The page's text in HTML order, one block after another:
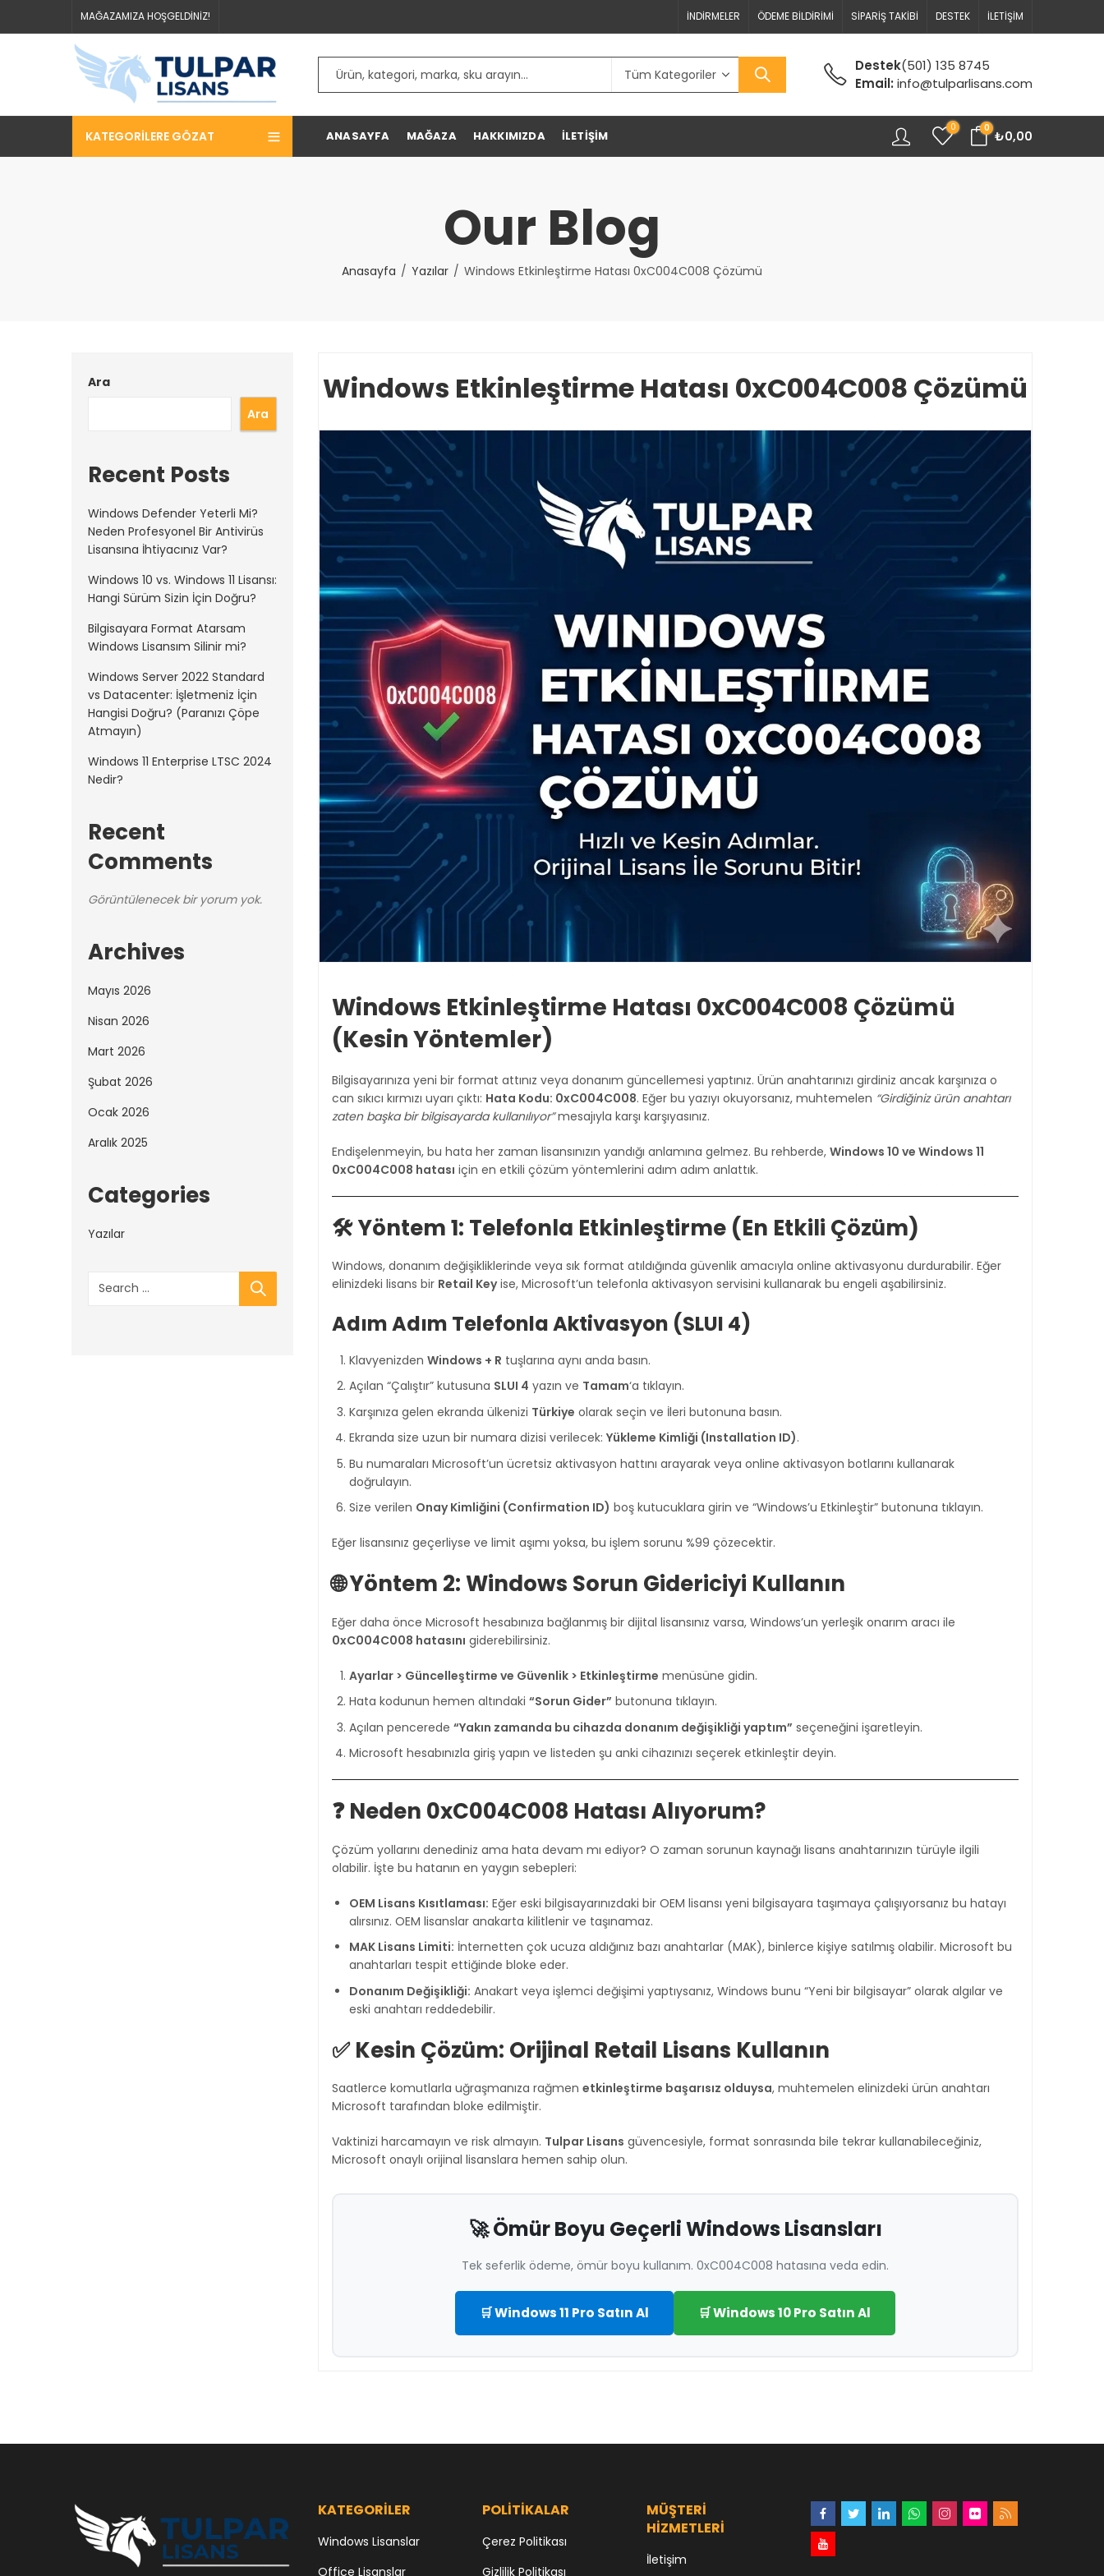
MAĞAZAMIZA HOŞGELDİNİZ! İNDIRMELER ÖDEME BILDIRIMI SIPARIŞ TAKIBI DESTEK İLETIŞIM
Destek(501) 135 8745
Email: info@tulparlisans.com
KATEGORILERE GÖZAT ANASAYFA MAĞAZA HAKKIMIZDA İLETIŞIM
0 0
₺0,00
Our Blog
Anasayfa Yazılar Windows Etkinleştirme Hatası 0xC004C008 Çözümü
Windows Etkinleştirme Hatası 0xC004C008 Çözümü
Windows Etkinleştirme Hatası 0xC004C008 Çözümü
(Kesin Yöntemler)
Bilgisayarınıza yeni bir format attınız veya donanım güncellemesi yaptınız. Ürün anahtarınızı girdiniz ancak karşınıza o
can sıkıcı kırmızı uyarı çıktı: Hata Kodu: 0xC004C008. Eğer bu yazıyı okuyorsanız, muhtemelen “Girdiğiniz ürün anahtarı
zaten başka bir bilgisayarda kullanılıyor”mesajıyla karşı karşıyasınız.
Endişelenmeyin, bu hata her zaman lisansınızın yandığı anlamına gelmez. Bu rehberde, Windows 10 ve Windows 11
0xC004C008 hatası için en etkili çözüm yöntemlerini adım adım anlattık.
🛠️ Yöntem 1: Telefonla Etkinleştirme (En Etkili Çözüm)
Windows, donanım değişikliklerinde veya sık format atıldığında güvenlik amacıyla online aktivasyonu durdurabilir. Eğer
elinizdeki lisans bir Retail Keyise, Microsoft’un telefonla aktivasyon servisini kullanarak bu engeli aşabilirsiniz.
Adım Adım Telefonla Aktivasyon (SLUI 4)
Klavyenizden Windows + R tuşlarına aynı anda basın.
Açılan “Çalıştır” kutusuna SLUI 4 yazın ve Tamam‘a tıklayın.
Karşınıza gelen ekranda ülkenizi Türkiye olarak seçin ve İleri butonuna basın.
Ekranda size uzun bir numara dizisi verilecek: Yükleme Kimliği (Installation ID).
Bu numaraları Microsoft’un ücretsiz aktivasyon hattını arayarak veya online aktivasyon botlarını kullanarak
doğrulayın.
Size verilen Onay Kimliğini (Confirmation ID) boş kutucuklara girin ve “Windows’u Etkinleştir” butonuna tıklayın.
Eğer lisansınız geçerliyse ve limit aşımı yoksa, bu işlem sorunu %99 çözecektir.
🌐 Yöntem 2: Windows Sorun Gidericiyi Kullanın
Eğer daha önce Microsoft hesabınıza bağlanmış bir dijital lisansınız varsa, Windows’un yerleşik onarım aracı ile
0xC004C008 hatasını giderebilirsiniz.
Ayarlar > Güncelleştirme ve Güvenlik > Etkinleştirme menüsüne gidin.
Hata kodunun hemen altındaki “Sorun Gider” butonuna tıklayın.
Açılan pencerede “Yakın zamanda bu cihazda donanım değişikliği yaptım” seçeneğini işaretleyin.
Microsoft hesabınızla giriş yapın ve listeden şu anki cihazınızı seçerek etkinleştir deyin.
❓ Neden 0xC004C008 Hatası Alıyorum?
Çözüm yollarını denediniz ama hata devam mı ediyor? O zaman sorunun kaynağı lisans anahtarınızın türüyle ilgili
olabilir. İşte bu hatanın en yaygın sebepleri:
OEM Lisans Kısıtlaması: Eğer eski bilgisayarınızdaki bir OEM lisansı yeni bilgisayara taşımaya çalışıyorsanız bu hatayı
alırsınız. OEM lisanslar anakarta kilitlenir ve taşınamaz.
MAK Lisans Limiti: İnternetten çok ucuza aldığınız bazı anahtarlar (MAK), binlerce kişiye satılmış olabilir. Microsoft bu
anahtarları tespit ettiğinde bloke eder.
Donanım Değişikliği: Anakart veya işlemci değişimi yaptıysanız, Windows bunu “Yeni bir bilgisayar” olarak algılar ve
eski anahtarı reddedebilir.
✅ Kesin Çözüm: Orijinal Retail Lisans Kullanın
Saatlerce komutlarla uğraşmanıza rağmen etkinleştirme başarısız olduysa, muhtemelen elinizdeki ürün anahtarı
Microsoft tarafından bloke edilmiştir.
Vaktinizi harcamayın ve risk almayın. Tulpar Lisans güvencesiyle, format sonrasında bile tekrar kullanabileceğiniz,
Microsoft onaylı orijinal lisanslara hemen sahip olun.
🚀 Ömür Boyu Geçerli Windows Lisansları
Tek seferlik ödeme, ömür boyu kullanım. 0xC004C008 hatasına veda edin.
🛒 Windows 11 Pro Satın Al 🛒 Windows 10 Pro Satın Al
Ara
Ara
Recent Posts
Windows Defender Yeterli Mi?
Neden Profesyonel Bir Antivirüs
Lisansına İhtiyacınız Var?
Windows 10 vs. Windows 11 Lisansı:
Hangi Sürüm Sizin İçin Doğru?
Bilgisayara Format Atarsam
Windows Lisansım Silinir mi?
Windows Server 2022 Standard
vs Datacenter: İşletmeniz İçin
Hangisi Doğru? (Paranızı Çöpe
Atmayın)
Windows 11 Enterprise LTSC 2024
Nedir?
Recent
Comments
Görüntülenecek bir yorum yok.
Archives
Mayıs 2026
Nisan 2026
Mart 2026
Şubat 2026
Ocak 2026
Aralık 2025
Categories
Yazılar
KATEGORİLER
Windows Lisanslar
Office Lisanslar
POLİTİKALAR
Çerez Politikası
Gizlilik Politikası
MÜŞTERİ
HİZMETLERİ
İletişim